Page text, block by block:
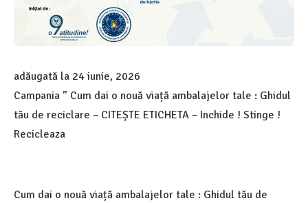
adăugată la 24 iunie, 2026
Campania ” Cum dai o nouă viață ambalajelor tale : Ghidul
tău de reciclare – CITEȘTE ETICHETA – Inchide ! Stinge !
Recicleaza
Cum dai o nouă viață ambalajelor tale : Ghidul tău de